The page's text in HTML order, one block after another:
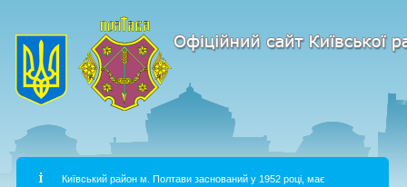
Київський район м. Полтави заснований у 1952 році, має